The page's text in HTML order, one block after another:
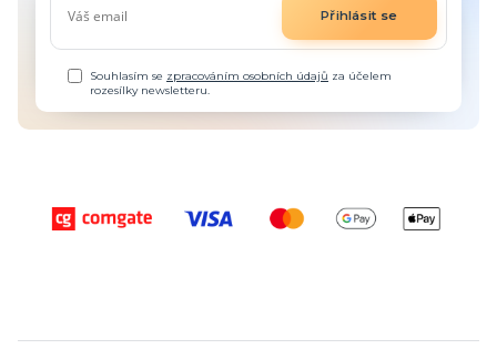
Přihlásit se
Souhlasím se zpracováním osobních údajů za účelem
rozesílky newsletteru.